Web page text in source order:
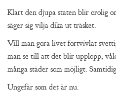
Klart den djupa staten blir orolig
säger sig vilja dika ut träsket.
Vill man göra livet förtvivlat
man se till att det blir upplopp,
många städer som möjligt.
Ungefär som det är nu.